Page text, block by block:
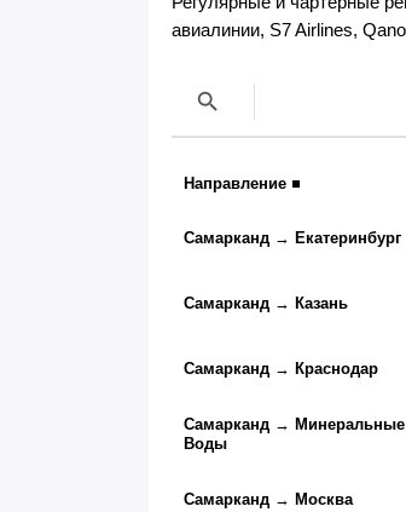
авиалинии, S7 Airlines,
Направление
Самарканд→ Екатеринбург
Самарканд→ Казань
Самарканд→ Краснодар
Самарканд→ Минеральные
Воды
Самарканд→ Москва